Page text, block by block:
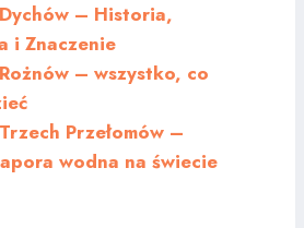
– Historia,
i Znaczenie
– wszystko, co
Przełomów –
wodna na świecie